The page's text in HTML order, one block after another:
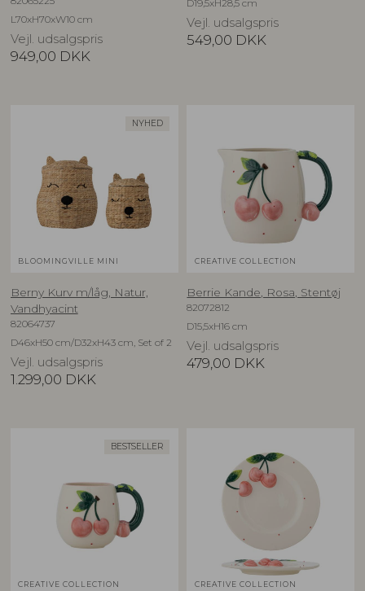
L70xH70xW10 cm
Vejl. udsalgspris
949,00 DKK
D19,5xH28,5 cm
Vejl. udsalgspris
549,00 DKK
NYHED
BLOOMINGVILLE MINI
Berny Kurv m/låg, Natur,
Vandhyacint
82064737
D46xH50 cm/D32xH43 cm, Set of 2
Vejl. udsalgspris
1.299,00 DKK
CREATIVE COLLECTION
Berrie Kande, Rosa, Stentøj
82072812
D15,5xH16 cm
Vejl. udsalgspris
479,00 DKK
BESTSELLER
CREATIVE COLLECTION CREATIVE COLLECTION